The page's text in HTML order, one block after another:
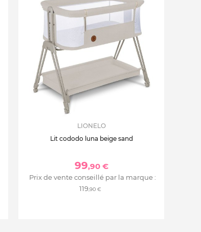
LIONELO
Lit cododo luna beige sand
99,90 €
Prix de vente conseillé par la marque :
119,90 €